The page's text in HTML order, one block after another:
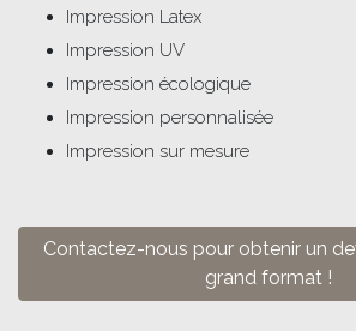
Impression Latex
Impression UV
Impression écologique
Impression personnalisée
Impression sur mesure
Contactez-nous pour obtenir un
grand format !